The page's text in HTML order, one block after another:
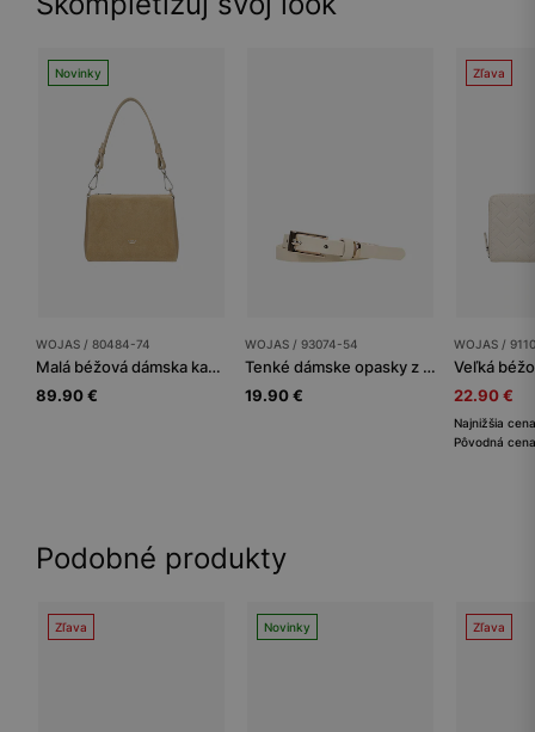
Novinky
WOJAS / 80484-74
Malá béžová dámska kabelka z kombinácie štiepenky a lícovej kože
89.90 €
WOJAS / 93074-54
Tenké dámske opasky z kože sú ideálne k elegantným šatám
19.90 €
Zľava
WOJAS /
22.90 €
Najnižšia
Pôvodná
Podobné produkty
Zľava Novinky Zľava